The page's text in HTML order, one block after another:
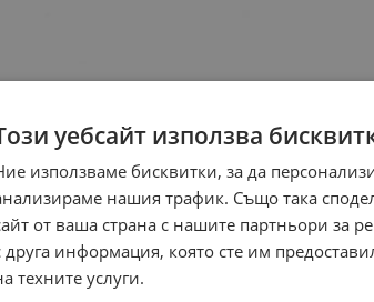
уебсайт използва
използваме бисквитки, за да
нашия трафик. Също така
от ваша страна с нашите партньори за
друга информация, която сте им
техните услуги.